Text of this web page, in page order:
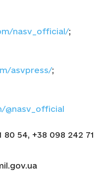
nasv_official/;
asvpress/;
54, +38 098 242 71